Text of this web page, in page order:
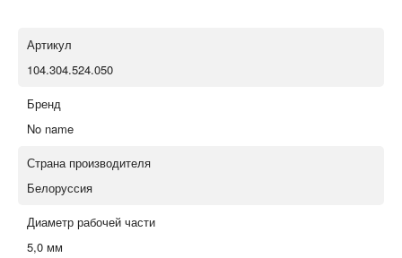
Артикул
104.304.524.050
Бренд
No name
Страна производителя
Белоруссия
Диаметр рабочей части
5,0 мм